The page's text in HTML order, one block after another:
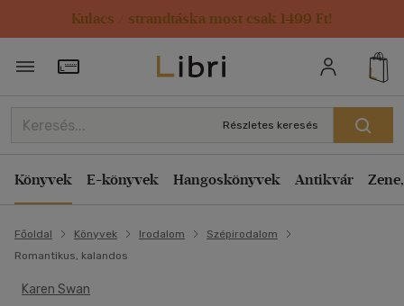
Kulacs / strandtáska most csak 1499 Ft!
Törzsvásárlói Kártya adatai
Részletes keresés
Könyvek E-könyvek Hangoskönyvek Antikvár
Főoldal Könyvek Irodalom
Szépirodalom
Romantikus, kalandos
Karen Swan